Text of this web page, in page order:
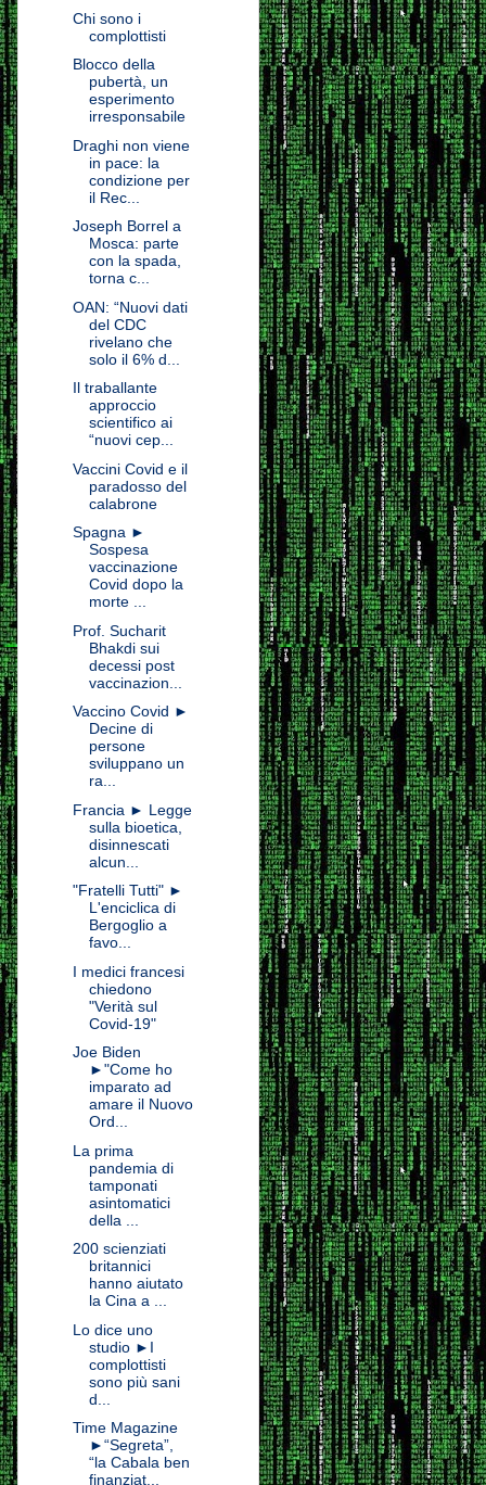
Chi sono i
complottisti
Blocco della
pubertà, un
esperimento
irresponsabile
Draghi non viene
in pace: la
condizione per
il Rec...
Joseph Borrel a
Mosca: parte
con la spada,
torna c...
OAN: “Nuovi dati
del CDC
rivelano che
solo il 6% d...
Il traballante
approccio
scientifico ai
“nuovi cep...
Vaccini Covid e il
paradosso del
calabrone
Spagna ►
Sospesa
vaccinazione
Covid dopo la
morte ...
Prof. Sucharit
Bhakdi sui
decessi post
vaccinazion...
Vaccino Covid ►
Decine di
persone
sviluppano un
ra...
Francia ► Legge
sulla bioetica,
disinnescati
alcun...
"Fratelli Tutti" ►
L'enciclica di
Bergoglio a
favo...
I medici francesi
chiedono
"Verità sul
Covid-19"
Joe Biden
►"Come ho
imparato ad
amare il Nuovo
Ord...
La prima
pandemia di
tamponati
asintomatici
della ...
200 scienziati
britannici
hanno aiutato
la Cina a ...
Lo dice uno
studio ►I
complottisti
sono più sani
d...
Time Magazine
►“Segreta”,
“la Cabala ben
finanziat...